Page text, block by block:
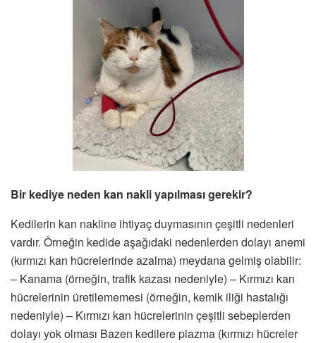
Bir kediye neden kan nakli yapılması gerekir?
Kedilerin kan nakline ihtiyaç duymasının çeşitli nedenleri
vardır. Örneğin kedide aşağıdaki nedenlerden dolayı anemi
(kırmızı kan hücrelerinde azalma) meydana gelmiş olabilir:
– Kanama (örneğin, trafik kazası nedeniyle) – Kırmızı kan
hücrelerinin üretilememesi (örneğin, kemik iliği hastalığı
nedeniyle) – Kırmızı kan hücrelerinin çeşitli sebeplerden
dolayı yok olması Bazen kedilere plazma (kırmızı hücreler